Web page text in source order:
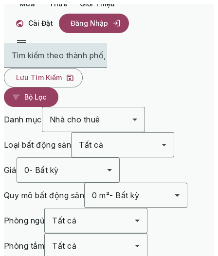
Mua Thuê Giới Thiệu
Cài Đặt Đăng Nhập
Tìm kiếm theo thành phố, tiểu bang
Lưu Tìm Kiếm
Bộ Lọc
Danh mục Nhà cho thuê
Loại bất động sản Tất cả
Giá 0- Bất kỳ
Quy mô bất động sản 0 m²- Bất kỳ
Phòng ngủ Tất cả
Phòng tắm Tất cả